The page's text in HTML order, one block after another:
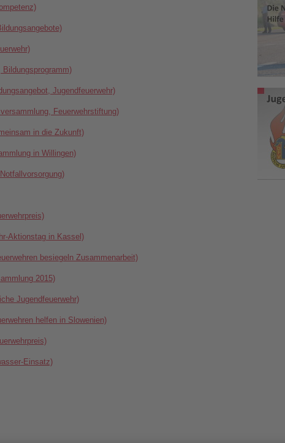
Bildungsprogramm)
Jugendfeuerwehr)
Feuerwehrstiftung)
in die Zukunft)
in Willingen)
Aktionstag in Kassel)
besiegeln Zusammenarbeit)
2015)
Jugendfeuerwehr)
helfen in Slowenien)
Einsatz)